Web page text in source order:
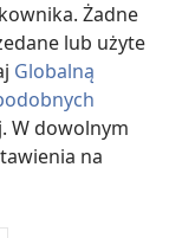
Żadne
lub użyte
Globalną
W dowolnym
na
of Pennsylvania.